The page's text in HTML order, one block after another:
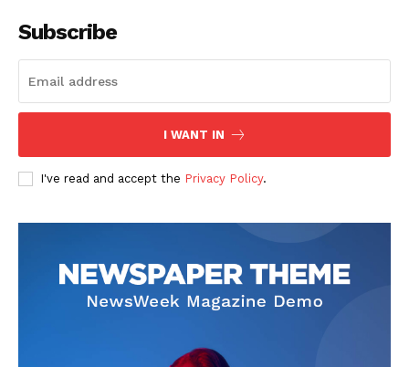
Subscribe
I WANT IN
I've read and accept the Privacy Policy.